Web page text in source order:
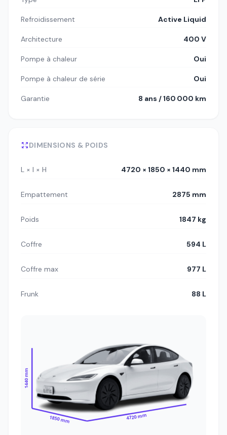
Refroidissement Active Liquid
Architecture 400 V
Pompe à chaleur Oui
Pompe à chaleur de série Oui
Garantie 8 ans / 160 000 km
DIMENSIONS & POIDS
L × l × H 4720 × 1850 × 1440 mm
Empattement 2875 mm
Poids 1847 kg
Coffre 594 L
Coffre max 977 L
Frunk 88 L
1440 mm
1850 mm 4720 mm